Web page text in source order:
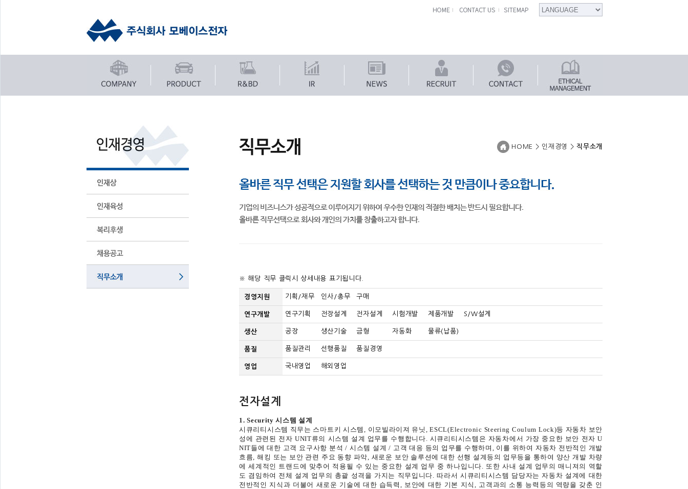
HOME > 인재경영 >직무소개
※ 해당 직무 클릭시 상세내용 표기됩니다.
경영지원 기획/재무 인사/총무 구매
연구개발 연구기획 전장설계 전자설계 시험개발 제품개발 S/W설계
생산 공장 생산기술 금형 자동화 물류(납품)
품질 품질관리 선행품질 품질경영
영업 국내영업 해외영업
전자설계
1. Security 시스템 설계
시큐리티시스템 직무는 스마트키 시스템, 이모빌라이져 유닛, ESCL(Electronic Steering Coulum Lock)등 자동차 보안
성에 관련된 전자 UNIT류의 시스템 설계 업무를 수행합니다. 시큐리티시스템은 자동차에서 가장 중요한 보안 전자 U
NIT들에 대한 고객 요구사항 분석 / 시스템 설계 / 고객 대응 등의 업무를 수행하며, 이를 위하여 자동차 전반적인 개발
흐름, 해킹 또는 보안 관련 주요 동향 파악, 새로운 보안 솔루션에 대한 선행 설계등의 업무등을 통하여 양산 개발 차량
에 세계적인 트랜드에 맞추어 적용될 수 있는 중요한 설계 업무 중 하나입니다. 또한 사내 설계 업무의 매니져의 역할
도 겸임하여 전체 설계 업무의 총괄 성격을 가지는 직무입니다. 따라서 시큐리티시스템 담당자는 자동차 설계에 대한
전반적인 지식과 더불어 새로운 기술에 대한 습득력, 보안에 대한 기본 지식, 고객과의 소통 능력등의 역량을 갖춘 인